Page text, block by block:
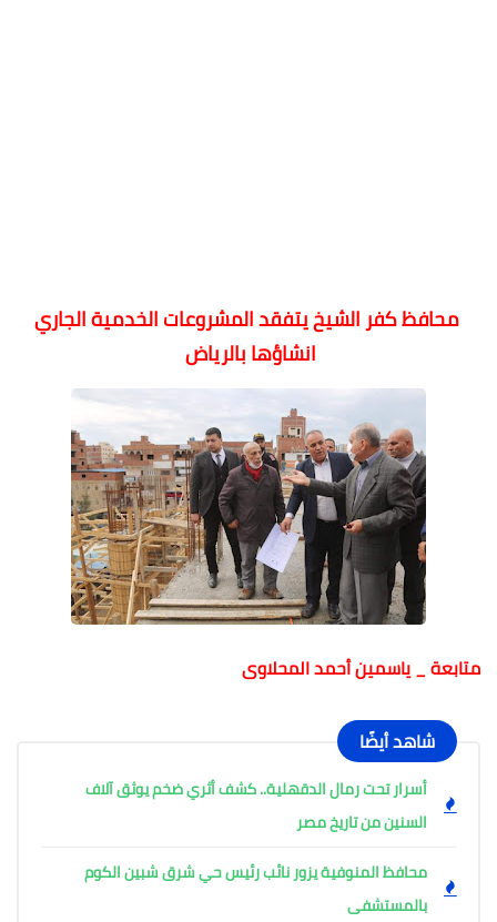
محافظ كفر الشيخ يتفقد المشروعات الخدمية الجاري
انشاؤها بالرياض
متابعة _ ياسمين أحمد المحلاوى
شاهد أيضًا
أسرار تحت رمال الدقهلية.. كشف أثري ضخم يوثق آلاف
السنين من تاريخ مصر
محافظ المنوفية يزور نائب رئيس حي شرق شبين الكوم
بالمستشفى